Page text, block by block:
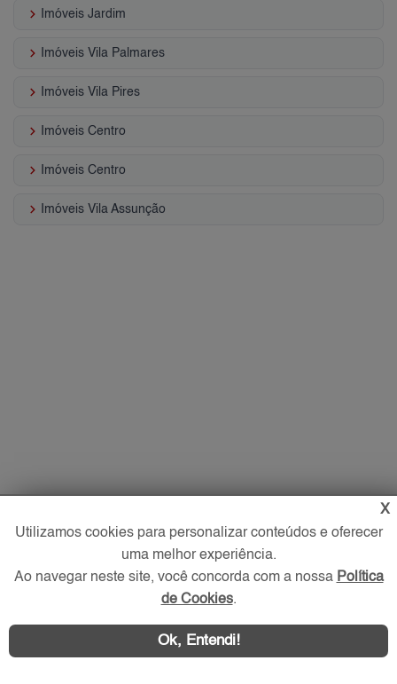
keyboard_arrow_right Imóveis Jardim
keyboard_arrow_right Imóveis Vila Palmares
keyboard_arrow_right Imóveis Vila Pires
keyboard_arrow_right Imóveis Centro
keyboard_arrow_right Imóveis Centro
keyboard_arrow_right Imóveis Vila Assunção
X
Utilizamos cookies para personalizar conteúdos e oferecer
uma melhor experiência.
Ao navegar neste site, você concorda com a nossa Política
de Cookies.
Ok, Entendi!